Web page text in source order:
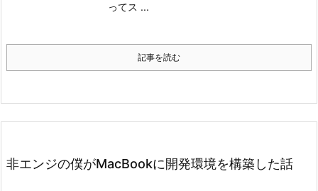
ってス ...
記事を読む
非エンジの僕がMacBookに開発環境を構築した話